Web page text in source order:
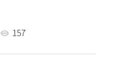
visibility 157